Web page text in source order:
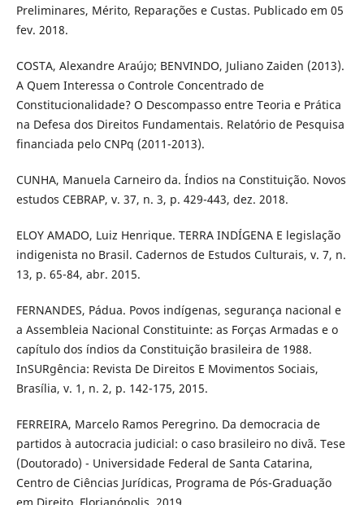
Preliminares, Mérito, Reparações e Custas. Publicado em 05
fev. 2018.
COSTA, Alexandre Araújo; BENVINDO, Juliano Zaiden (2013).
A Quem Interessa o Controle Concentrado de
Constitucionalidade? O Descompasso entre Teoria e Prática
na Defesa dos Direitos Fundamentais. Relatório de Pesquisa
financiada pelo CNPq (2011-2013).
CUNHA, Manuela Carneiro da. Índios na Constituição. Novos
estudos CEBRAP, v. 37, n. 3, p. 429-443, dez. 2018.
ELOY AMADO, Luiz Henrique. TERRA INDÍGENA E legislação
indigenista no Brasil. Cadernos de Estudos Culturais, v. 7, n.
13, p. 65-84, abr. 2015.
FERNANDES, Pádua. Povos indígenas, segurança nacional e
a Assembleia Nacional Constituinte: as Forças Armadas e o
capítulo dos índios da Constituição brasileira de 1988.
InSURgência: Revista De Direitos E Movimentos Sociais,
Brasília, v. 1, n. 2, p. 142-175, 2015.
FERREIRA, Marcelo Ramos Peregrino. Da democracia de
partidos à autocracia judicial: o caso brasileiro no divã. Tese
(Doutorado) - Universidade Federal de Santa Catarina,
Centro de Ciências Jurídicas, Programa de Pós-Graduação
em Direito, Florianópolis, 2019.